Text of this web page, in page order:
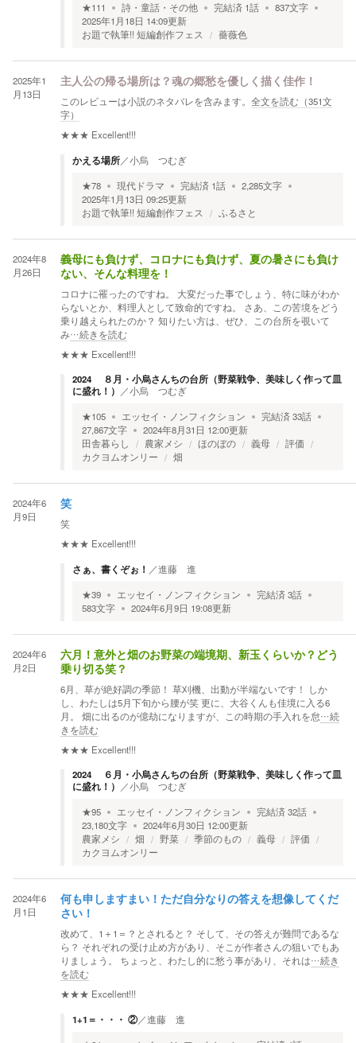
★111 詩・童話・その他 完結済 1話 837文字
2025年1月18日 14:09更新
お題で執筆!! 短編創作フェス
薔薇色
2025年1
月13日
主人公の帰る場所は？魂の郷愁を優しく描く佳作！
このレビューは小説のネタバレを含みます。 全文を読む（351文
字）
★★★ Excellent!!!
かえる場所／小烏 つむぎ
★78 現代ドラマ 完結済 1話 2,285文字
2025年1月13日 09:25更新
お題で執筆!! 短編創作フェス
ふるさと
2024年8
月26日
義母にも負けず、コロナにも負けず、夏の暑さにも負け
ない、そんな料理を！
コロナに罹ったのですね。 大変だった事でしょう、特に味がわか
らないとか、料理人として致命的ですね。 さあ、この苦境をどう
乗り越えられたのか？ 知りたい方は、ぜひ、この台所を覗いて
み…続きを読む
★★★ Excellent!!!
2024 ８月・小烏さんちの台所（野菜戦争、美味しく作って皿
に盛れ！）
／小烏 つむぎ
★105 エッセイ・ノンフィクション 完結済33話
27,867文字 2024年8月31日 12:00更新
田舎暮らし
農家メシ ほのぼの 義母
評価
カクヨムオンリー
畑
2024年6
月9日
笑
笑
★★★ Excellent!!!
さぁ、書くぞぉ！ ／進藤 進
★39 エッセイ・ノンフィクション 完結済3話
583文字 2024年6月9日 19:08更新
2024年6
月2日
六月！意外と畑のお野菜の端境期、新玉くらいか？どう
乗り切る笑？
6月、草が絶好調の季節！ 草刈機、出動が半端ないです！ しか
し、わたしは5月下旬から腰が笑 更に、大谷くんも佳境に入る6
月。 畑に出るのが億劫になりますが、この時期の手入れを怠…続
きを読む
★★★ Excellent!!!
2024 ６月・小烏さんちの台所（野菜戦争、美味しく作って皿
に盛れ！）
／小烏 つむぎ
★95 エッセイ・ノンフィクション 完結済32話
23,180文字 2024年6月30日 12:00更新
農家メシ
畑 野菜 季節のもの 義母
評価
カクヨムオンリー
2024年6
月1日
何も申しますまい！ただ自分なりの答えを想像してくだ
さい！
改めて、1＋1＝？とされると？ そして、その答えが難問であるな
ら？ それぞれの受け止め方があり、そこが作者さんの狙いでもあ
りましょう。 ちょっと、わたし的に愁う事があり、それは…続き
を読む
★★★ Excellent!!!
1+1＝・・・ ②／進藤 進